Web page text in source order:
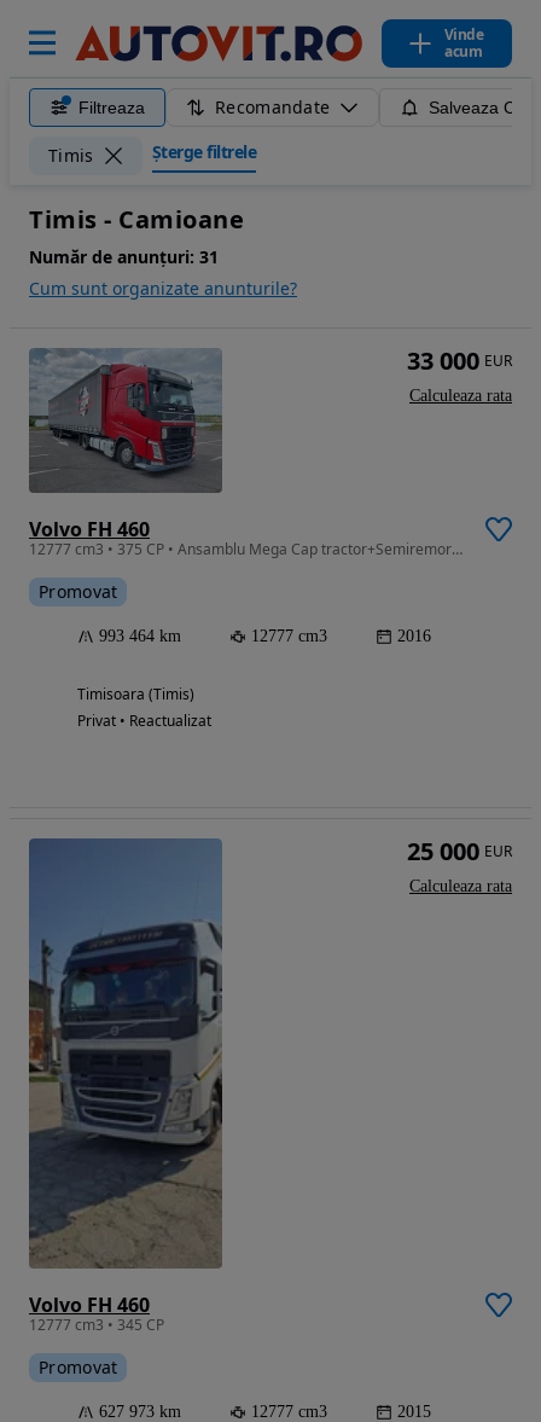
Vinde
acum
Filtreaza Recomandate Salveaza
Timis Șterge filtrele
Timis - Camioane
Număr de anunțuri: 31
Cum sunt organizate anunturile?
Volvo FH 460
12777 cm3 • 375 CP • Ansamblu Mega Cap tractor+Semiremorca
Promovat
993 464 km 12777 cm3 2016
Timisoara (Timis)
Privat • Reactualizat
33 000 EUR
Calculeaza rata
Volvo FH 460
12777 cm3 • 345 CP
Promovat
627 973 km 12777 cm3 2015
25 000 EUR
Calculeaza rata